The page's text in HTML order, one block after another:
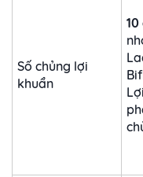
Số chủng lợi
khuẩn